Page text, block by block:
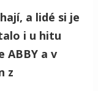
a lidé si je
i u hitu
ABBY a v
z